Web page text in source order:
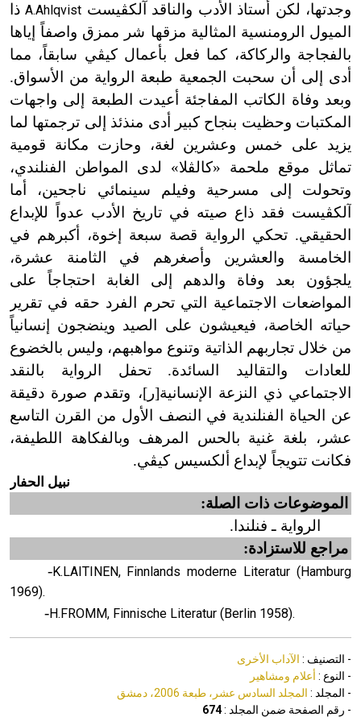
وجدتها، لكن أستاذ الأدب والناقد آلكڤيست A.Ahlqvistذا
الميول الرومنسية المثالية مزقها شر ممزق واصفاً إياها
بالفجاجة والركاكة، كما فعل بأعمال كيڤي سابقاً، مما
أدى إلى أن سحبت الجمعية طبعة الرواية من الأسواق.
وبعد وفاة الكاتب المفاجئة أعيدت الطبعة إلى واجهات
المكتبات وحظيت بنجاح كبير أدى منذئذ إلى ترجمتها لما
يزيد على خمس وعشرين لغة، وحازت مكانة قومية
تماثل موقع ملحمة «كالڤلا» لدى المواطن الفنلندي،
وتحولت إلى مسرحية وفيلم سينمائي ناجحين، أما
آلكڤيست فقد ذاع صيته في تاريخ الأدب عدواً للإبداع
الحقيقي. تحكي الرواية قصة سبعة إخوة، أكبرهم في
الخامسة والعشرين وأصغرهم في الثامنة عشرة،
يلجؤون بعد وفاة والدهم إلى الغابة احتجاجاً على
المواضعات الاجتماعية التي تحرم الفرد حقه في تقرير
حياته الخاصة، فيعيشون على الصيد وينضجون إنسانياً
من خلال تجاربهم الذاتية وتنوع مواهبهم، وليس بالخضوع
للعادات والتقاليد السائدة. تحفل الرواية بالنقد
الاجتماعي ذي النزعة الإنسانية[ر]، وتقدم صورة دقيقة
عن الحياة الفنلندية في النصف الأول من القرن التاسع
عشر، بلغة غنية بالحس المرهف وبالفكاهة اللطيفة،
فكانت تتويجاً لإبداع ألكسيس كيڤي.
نبيل الحفار
الموضوعات ذات الصلة:
الرواية ـ فنلندا.
مراجع للاستزادة:
-K.LAITINEN, Finnlands moderne Literatur (Hamburg
1969).
-H.FROMM, Finnische Literatur (Berlin 1958).
- التصنيف : الآداب الأخرى
- النوع : أعلام ومشاهير
- المجلد : المجلد السادس عشر، طبعة 2006، دمشق
- رقم الصفحة ضمن المجلد :674